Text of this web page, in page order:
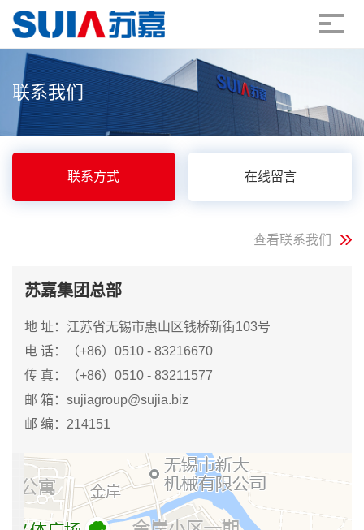
联系我们
联系方式 在线留言
查看联系我们
苏嘉集团总部
地 址：江苏省无锡市惠山区钱桥新街103号
电 话：（+86）0510 - 83216670
传 真：（+86）0510 - 83211577
邮 箱：sujiagroup@sujia.biz
邮 编：214151